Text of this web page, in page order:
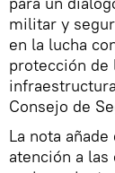
militar y
en la lucha
protección de
Consejo de
La nota
atención a